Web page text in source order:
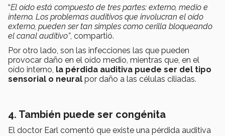
“El oído está compuesto de tres partes: externo, medio e
interno. Los problemas auditivos que involucran el oído
externo, pueden ser tan simples como cerilla bloqueando
el canal auditivo”, compartió.
Por otro lado, son las infecciones las que pueden
provocar daño en el oído medio, mientras que, en el
oído interno, la pérdida auditiva puede ser del tipo
sensorial o neural por daño a las células ciliadas.
4. También puede ser congénita
El doctor Earl comentó que existe una pérdida auditiva